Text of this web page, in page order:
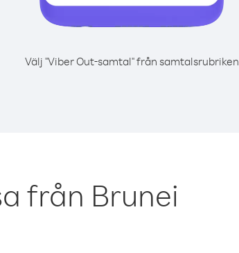
Välj "Viber Out-samtal" från samtalsrubriken
från Brunei